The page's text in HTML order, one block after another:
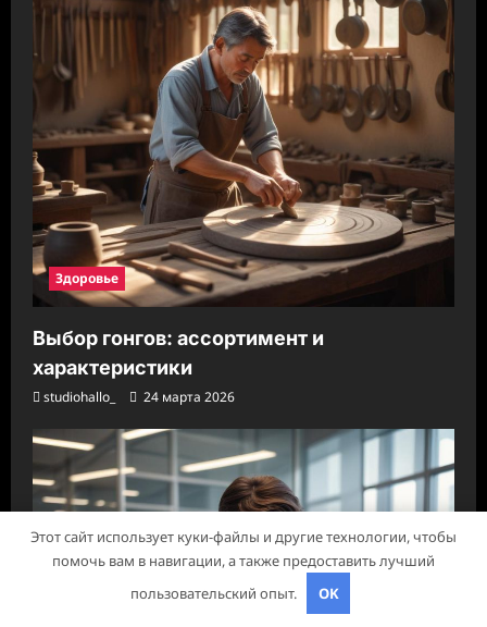
Здоровье
Выбор гонгов: ассортимент и
характеристики
studiohallo_ 24 марта 2026
Этот сайт использует куки-файлы и другие технологии, чтобы
помочь вам в навигации, а также предоставить лучший
пользовательский опыт.
OK